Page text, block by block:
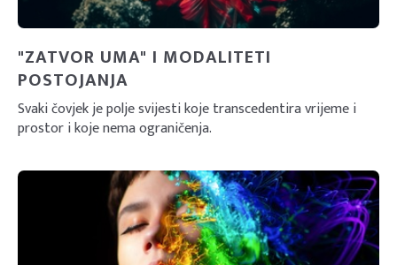
"ZATVOR UMA" I MODALITETI
POSTOJANJA
Svaki čovjek je polje svijesti koje transcedentira vrijeme i
prostor i koje nema ograničenja.